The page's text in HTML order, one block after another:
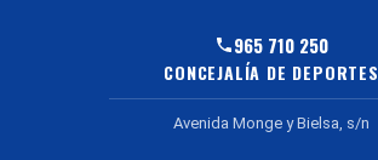
965 710 250
CONCEJALÍA DE DEPORTES
Avenida Monge y Bielsa, s/n